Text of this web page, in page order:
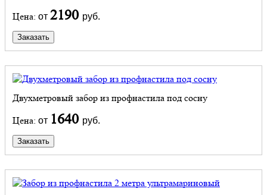
Цена: от 2190 руб.
Заказать
Двухметровый забор из профнастила под сосну
Цена: от 1640 руб.
Заказать